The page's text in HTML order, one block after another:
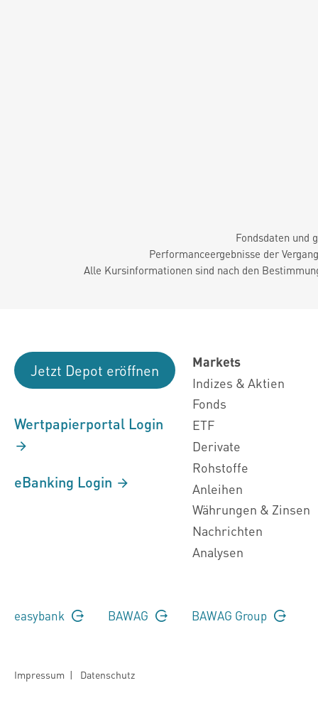
Fondsdaten und
Performanceergebnisse der
Alle Kursinformationen sind nach den
Jetzt Depot eröffnen
Wertpapierportal Login
eBanking Login
Markets
Indizes & Aktien
Fonds
ETF
Derivate
Rohstoffe
Anleihen
Währungen & Zinsen
Nachrichten
Analysen
easybank BAWAG BAWAG Group
Impressum | Datenschutz